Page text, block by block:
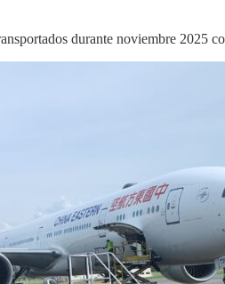
durante noviembre